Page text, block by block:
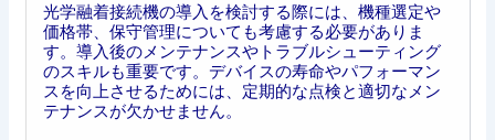
光学融着接続機の導入を検討する際には、機種選定や
価格帯、保守管理についても考慮する必要がありま
す。導入後のメンテナンスやトラブルシューティング
のスキルも重要です。デバイスの寿命やパフォーマン
スを向上させるためには、定期的な点検と適切なメン
テナンスが欠かせません。